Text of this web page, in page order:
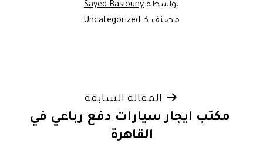
بواسطة Sayed Basiouny
مصنف كـ Uncategorized
المقالات
المقالة السابقة
مكتب ايجار سيارات دفع رباعي في
القاهرة